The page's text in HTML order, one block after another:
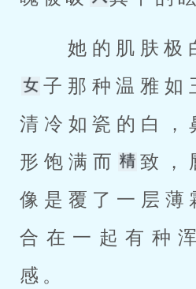
她的肌肤极
子那种温雅如
清冷如瓷的白，
形饱满而
致，
像是覆了一层薄
合在一起有种
感。